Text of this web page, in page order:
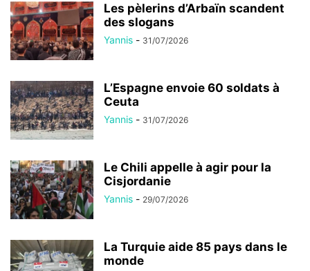
Les pèlerins d’Arbaïn scandent
des slogans
Yannis - 31/07/2026
L’Espagne envoie 60 soldats à
Ceuta
Yannis - 31/07/2026
Le Chili appelle à agir pour la
Cisjordanie
Yannis - 29/07/2026
La Turquie aide 85 pays dans le
monde